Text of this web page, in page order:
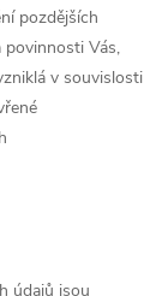
pozdějších
povinnosti Vás,
v souvislosti
údajů jsou